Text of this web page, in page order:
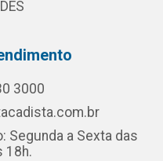
3000
Segunda a Sexta das
18h.